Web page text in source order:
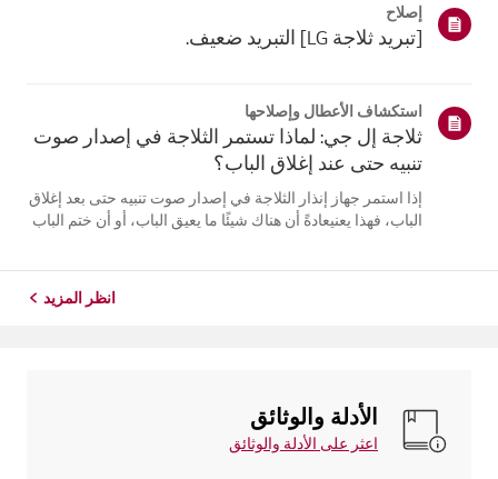
درجة الحرارة.بالن...
إصلاح
[تبريد ثلاجة LG] التبريد ضعيف.
استكشاف الأعطال وإصلاحها
ثلاجة إل جي: لماذا تستمر الثلاجة في إصدار صوت
تنبيه حتى عند إغلاق الباب؟
إذا استمر جهاز إنذار الثلاجة في إصدار صوت تنبيه حتى بعد إغلاق
الباب، فهذا يعنيعادةً أن هناك شيئًا ما يعيق الباب، أو أن ختم الباب
انظر المزيد
الأدلة والوثائق
اعثر على الأدلة والوثائق